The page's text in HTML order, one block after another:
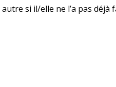
si il/elle ne l’a pas déjà